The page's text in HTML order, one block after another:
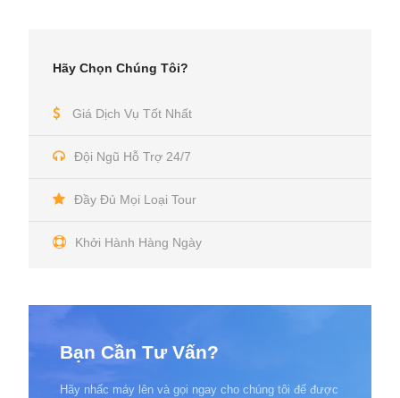
Hãy Chọn Chúng Tôi?
Giá Dịch Vụ Tốt Nhất
Đội Ngũ Hỗ Trợ 24/7
Đầy Đủ Mọi Loại Tour
Khởi Hành Hàng Ngày
Bạn Cần Tư Vấn?
Hãy nhấc máy lên và gọi ngay cho chúng tôi để được